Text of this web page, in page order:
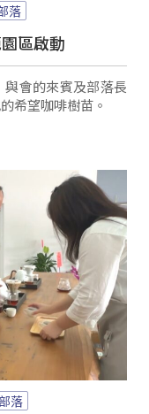
落
區啟動
與會的來賓及部落長
希望咖啡樹苗。
落